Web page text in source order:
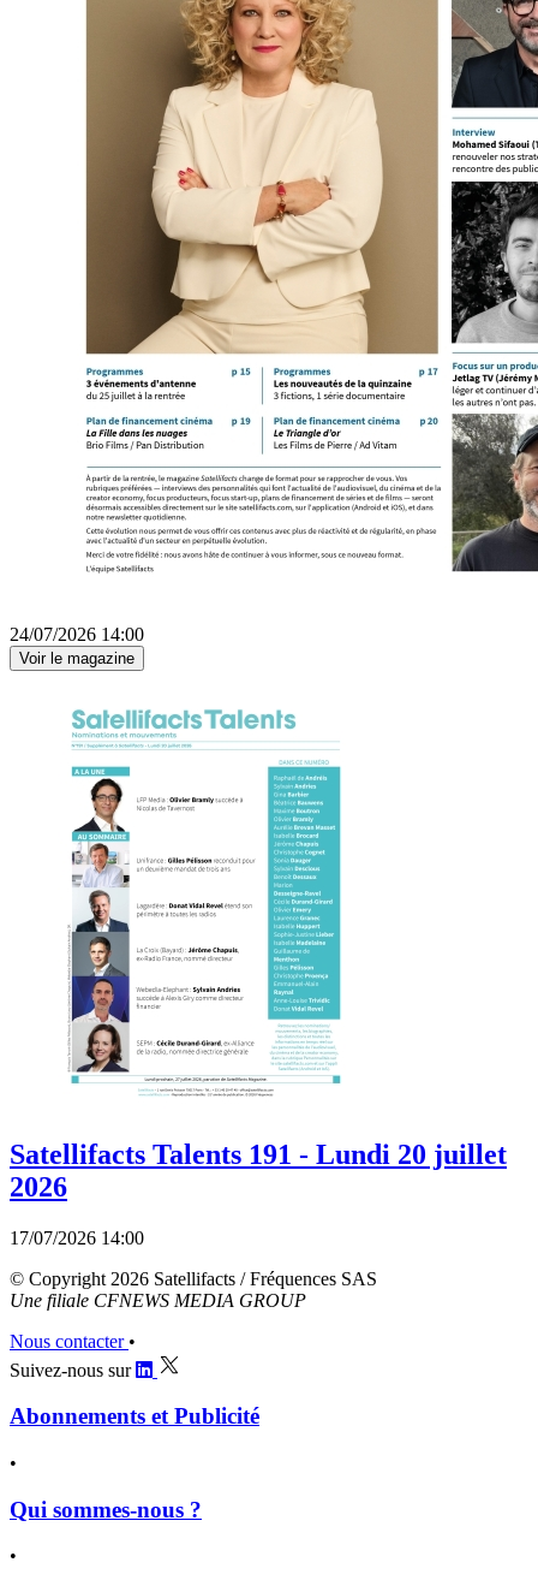
24/07/2026 14:00
Voir le magazine
Satellifacts Talents 191 - Lundi 20 juillet
2026
17/07/2026 14:00
© Copyright 2026 Satellifacts / Fréquences SAS
Une filiale CFNEWS MEDIA GROUP
Nous contacter •
Suivez-nous sur
Abonnements et Publicité
•
Qui sommes-nous ?
•